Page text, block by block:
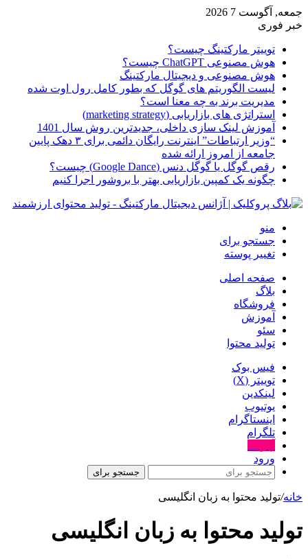
جمعه, آگوست 7 2026
خبر فوری
توییتر مارکتینگ چیست؟
هوش مصنوعی ChatGPT چیست؟
هوش مصنوعی و دیجیتال مارکتینگ
لیست الگوریتم های گوگل که بطور کامل رول اوت شده
مدیریت برند به چه معنا است؟
استراتژی های بازاریابی (marketing strategy)
آموزش لینک سازی داخلی، جدیدترین روش سال 1401
“وزیر ارتباطات” اینترنت رایگان دائمی برای ۳ دهک پایین
جامعه از امروز ارائه شده
رقص گوگل یا گوگل دنس (Google Dance) چیست؟
چگونه یک کمپین بازاریابی بهتر با بروشور اجرا کنیم
منو
جستجو برای
تغییر پوسته
صفحه اصلی
بلاگ
فروشگاه
آموزش
سئو
تولید محتوا
فیس بوک
توییتر (X)
لینکدین
یوتیوب
اینستاگرام
تلگرام
ورود
جستجو برای
خانه/تولید محتوا به زبان انگلیسی
تولید محتوا به زبان انگلیسی